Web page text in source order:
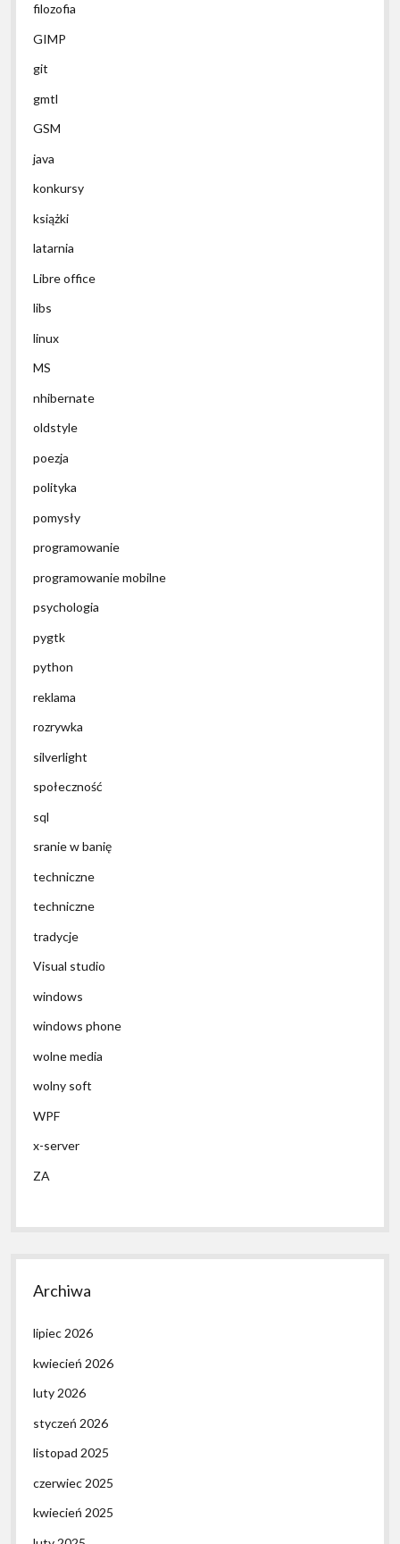
filozofia
GIMP
git
gmtl
GSM
java
konkursy
książki
latarnia
Libre office
libs
linux
MS
nhibernate
oldstyle
poezja
polityka
pomysły
programowanie
programowanie mobilne
psychologia
pygtk
python
reklama
rozrywka
silverlight
społeczność
sql
sranie w banię
techniczne
techniczne
tradycje
Visual studio
windows
windows phone
wolne media
wolny soft
WPF
x-server
ZA
Archiwa
lipiec 2026
kwiecień 2026
luty 2026
styczeń 2026
listopad 2025
czerwiec 2025
kwiecień 2025